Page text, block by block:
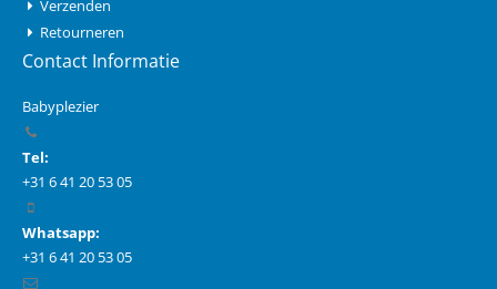
Verzenden
Retourneren
Contact Informatie
Babyplezier
Tel:
+31 6 41 20 53 05
Whatsapp:
+31 6 41 20 53 05